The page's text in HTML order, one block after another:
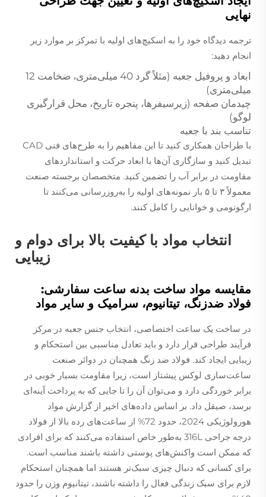
نهایی
ترجمه دیدگاه خود را به اسکیچ‌های اولیه با تمرکز بر موارد زیر
انجام دهید:
ابعاد و پروفیل جعبه (مثلاً گرد 40 میلی‌متری، ضخامت 12
میلی‌متری)
چیدمان صفحه (زیرسیفرها، پنجره تاریخ، محل قرارگیری
لوگو)
تناسب بند با جعبه
با طراحان همکاری کنید تا این مفاهیم را به طرح‌های فنی CAD
تبدیل کنید و سازگاری آن‌ها با ابعاد حرکت و استانداردهای
مقاومت در برابر آب را تضمین کنید. متخصصان برجسته صنعت
معمولاً ۳ تا ۵ بار نمونه‌های اولیه را به‌روزرسانی می‌کنند تا
ارگونومی و خوانایی را کامل کنند.
انتخاب مواد با کیفیت بالا برای دوام و
زیبایی
مقایسه مواد ساخت بدنه ساعت سفارشی:
فولاد ضدزنگ، تیتانیوم، سرامیک و سایر مواد
در ساخت یک ساعت اختصاصی، انتخاب جنس جعبه در مرکز
فرآیند طراحی قرار دارد و باید تعادل مناسبی بین استحکام و
زیبایی ایجاد کند. فولاد ضد زنگ همچنان در دوائر صنعت
ساعت‌سازی لوکس پیشتاز است، زیرا مقاومت بسیار خوبی در
برابر خوردگی دارد و می‌توان آن را تا جایی که به پرداخت آینه‌ای
برسد، صیقل داد. بر اساس داده‌های اخیر از گزارش مواد
هورولوژیکی 2024، حدود 72% از ساعت‌های رده بالا از فولاد
درجه جراحی 316L به‌طور خاص استفاده می‌کنند که برای افرادی
که ممکن است واکنش‌های پوستی داشته باشند مناسب است.
برای کسانی که دنبال چیزی سبک‌تر هستند اما همچنان استحکام
لازم برای سبک زندگی فعال را داشته باشند، تیتانیوم وزن را حدود